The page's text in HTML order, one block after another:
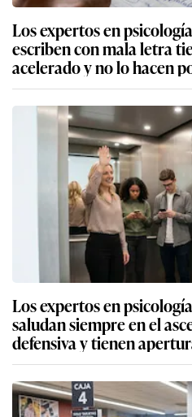
Los expertos en
escriben con mala letra
acelerado y no lo hacen
Los expertos en
saludan siempre en el
defensiva y tienen